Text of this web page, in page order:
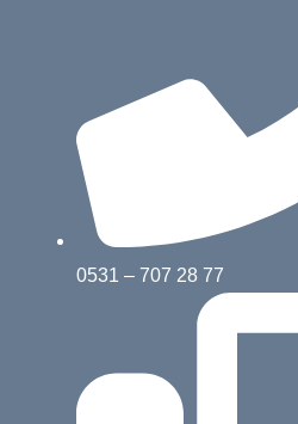
0531 – 707 28 77